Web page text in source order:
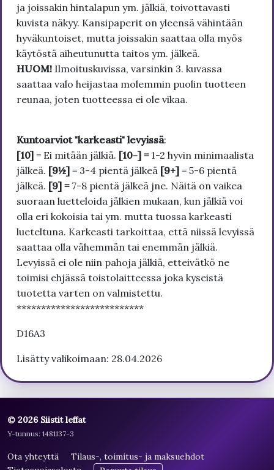
ja joissakin hintalapun ym. jälkiä, toivottavasti
kuvista näkyy. Kansipaperit on yleensä vähintään
hyväkuntoiset, mutta joissakin saattaa olla myös
käytöstä aiheutunutta taitos ym. jälkeä.
HUOM! Ilmoituskuvissa, varsinkin 3. kuvassa
saattaa valo heijastaa molemmin puolin tuotteen
reunaa, joten tuotteessa ei ole vikaa.
Kuntoarviot "karkeasti" levyissä:
[10] = Ei mitään jälkiä. [10-] = 1-2 hyvin minimaalista
jälkeä. [9½] = 3-4 pientä jälkeä [9+] = 5-6 pientä
jälkeä. [9] = 7-8 pientä jälkeä jne. Näitä on vaikea
suoraan luetteloida jälkien mukaan, kun jälkiä voi
olla eri kokoisia tai ym. mutta tuossa karkeasti
lueteltuna. Karkeasti tarkoittaa, että niissä levyissä
saattaa olla vähemmän tai enemmän jälkiä.
Levyissä ei ole niin pahoja jälkiä, etteivätkö ne
toimisi ehjässä toistolaitteessa joka kyseistä
tuotetta varten on valmistettu.
**************************
D16A3
Lisätty valikoimaan: 28.04.2026
© 2026 Siistit leffat
Y-tunnus: 1481137-3
Ota yhteyttä
Tilaus-, toimitus- ja maksuehdot